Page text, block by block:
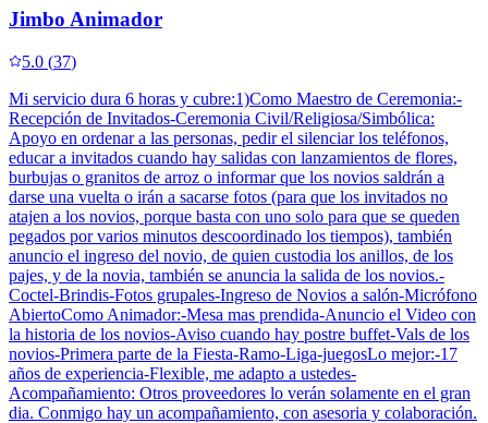
Jimbo Animador
5.0 (37)
Mi servicio dura 6 horas y cubre:1)Como Maestro de Ceremonia:-
Recepción de Invitados-Ceremonia Civil/Religiosa/Simbólica:
Apoyo en ordenar a las personas, pedir el silenciar los teléfonos,
educar a invitados cuando hay salidas con lanzamientos de flores,
burbujas o granitos de arroz o informar que los novios saldrán a
darse una vuelta o irán a sacarse fotos (para que los invitados no
atajen a los novios, porque basta con uno solo para que se queden
pegados por varios minutos descoordinado los tiempos), también
anuncio el ingreso del novio, de quien custodia los anillos, de los
pajes, y de la novia, también se anuncia la salida de los novios.-
Coctel-Brindis-Fotos grupales-Ingreso de Novios a salón-Micrófono
AbiertoComo Animador:-Mesa mas prendida-Anuncio el Video con
la historia de los novios-Aviso cuando hay postre buffet-Vals de los
novios-Primera parte de la Fiesta-Ramo-Liga-juegosLo mejor:-17
años de experiencia-Flexible, me adapto a ustedes-
Acompañamiento: Otros proveedores lo verán solamente en el gran
dia. Conmigo hay un acompañamiento, con asesoria y colaboración.